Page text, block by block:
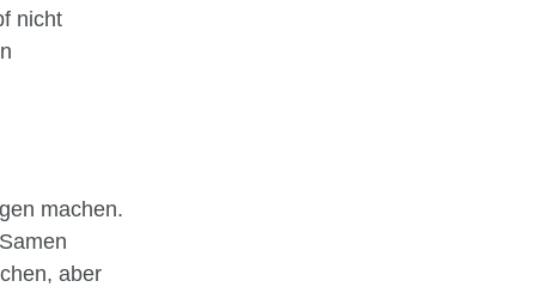
nicht
machen.
aber